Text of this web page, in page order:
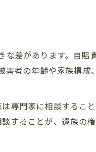
差があります。自賠
者の年齢や家族構成
専門家に相談するこ
することが、遺族の